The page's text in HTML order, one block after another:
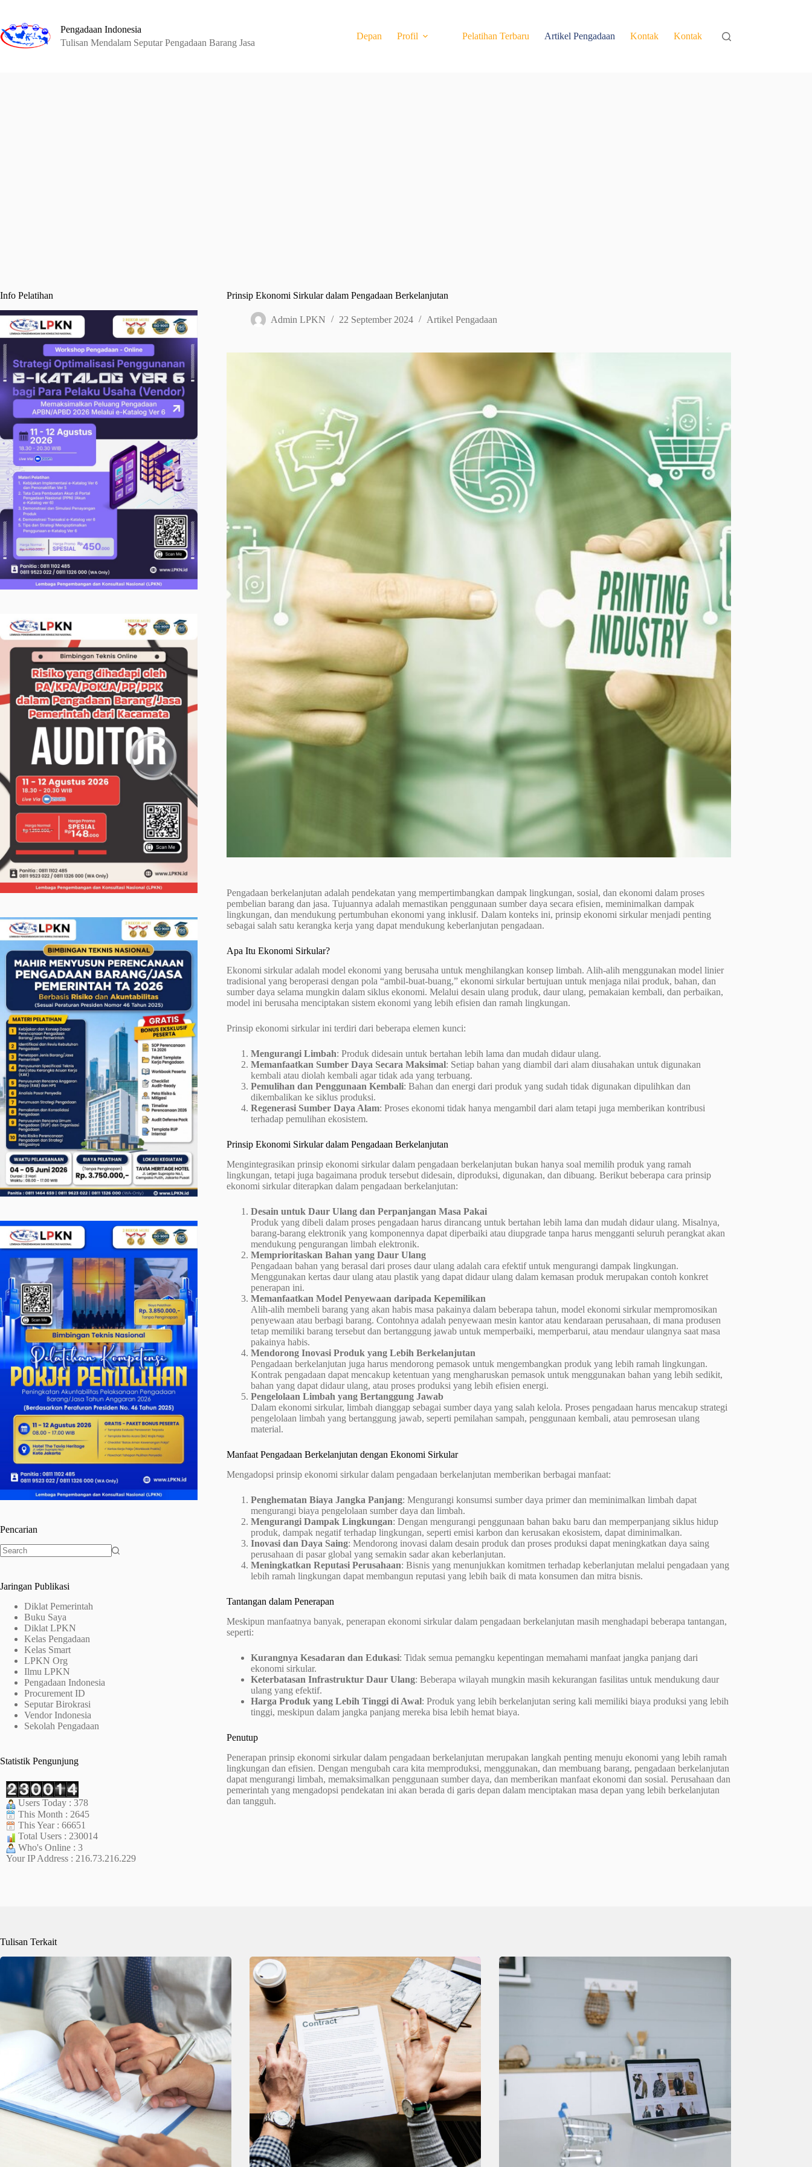
content
Pengadaan Indonesia
Tulisan Mendalam Seputar Pengadaan Barang Jasa
Depan Profil Pelatihan Terbaru Artikel Pengadaan Kontak Kontak
Prinsip Ekonomi Sirkular dalam Pengadaan Berkelanjutan
Admin LPKN 22 September 2024 Artikel Pengadaan
Pengadaan berkelanjutan adalah pendekatan yang mempertimbangkan dampak lingkungan, sosial, dan ekonomi dalam proses
pembelian barang dan jasa. Tujuannya adalah memastikan penggunaan sumber daya secara efisien, meminimalkan dampak
lingkungan, dan mendukung pertumbuhan ekonomi yang inklusif. Dalam konteks ini, prinsip ekonomi sirkular menjadi penting
sebagai salah satu kerangka kerja yang dapat mendukung keberlanjutan pengadaan.
Apa Itu Ekonomi Sirkular?
Ekonomi sirkular adalah model ekonomi yang berusaha untuk menghilangkan konsep limbah. Alih-alih menggunakan model linier
tradisional yang beroperasi dengan pola “ambil-buat-buang,” ekonomi sirkular bertujuan untuk menjaga nilai produk, bahan, dan
sumber daya selama mungkin dalam siklus ekonomi. Melalui desain ulang produk, daur ulang, pemakaian kembali, dan perbaikan,
model ini berusaha menciptakan sistem ekonomi yang lebih efisien dan ramah lingkungan.
Prinsip ekonomi sirkular ini terdiri dari beberapa elemen kunci:
Mengurangi Limbah: Produk didesain untuk bertahan lebih lama dan mudah didaur ulang.
Memanfaatkan Sumber Daya Secara Maksimal: Setiap bahan yang diambil dari alam diusahakan untuk digunakan
kembali atau diolah kembali agar tidak ada yang terbuang.
Pemulihan dan Penggunaan Kembali: Bahan dan energi dari produk yang sudah tidak digunakan dipulihkan dan
dikembalikan ke siklus produksi.
Regenerasi Sumber Daya Alam: Proses ekonomi tidak hanya mengambil dari alam tetapi juga memberikan kontribusi
terhadap pemulihan ekosistem.
Prinsip Ekonomi Sirkular dalam Pengadaan Berkelanjutan
Mengintegrasikan prinsip ekonomi sirkular dalam pengadaan berkelanjutan bukan hanya soal memilih produk yang ramah
lingkungan, tetapi juga bagaimana produk tersebut didesain, diproduksi, digunakan, dan dibuang. Berikut beberapa cara prinsip
ekonomi sirkular diterapkan dalam pengadaan berkelanjutan:
Desain untuk Daur Ulang dan Perpanjangan Masa Pakai
Produk yang dibeli dalam proses pengadaan harus dirancang untuk bertahan lebih lama dan mudah didaur ulang. Misalnya,
barang-barang elektronik yang komponennya dapat diperbaiki atau diupgrade tanpa harus mengganti seluruh perangkat akan
mendukung pengurangan limbah elektronik.
Memprioritaskan Bahan yang Daur Ulang
Pengadaan bahan yang berasal dari proses daur ulang adalah cara efektif untuk mengurangi dampak lingkungan.
Menggunakan kertas daur ulang atau plastik yang dapat didaur ulang dalam kemasan produk merupakan contoh konkret
penerapan ini.
Memanfaatkan Model Penyewaan daripada Kepemilikan
Alih-alih membeli barang yang akan habis masa pakainya dalam beberapa tahun, model ekonomi sirkular mempromosikan
penyewaan atau berbagi barang. Contohnya adalah penyewaan mesin kantor atau kendaraan perusahaan, di mana produsen
tetap memiliki barang tersebut dan bertanggung jawab untuk memperbaiki, memperbarui, atau mendaur ulangnya saat masa
pakainya habis.
Mendorong Inovasi Produk yang Lebih Berkelanjutan
Pengadaan berkelanjutan juga harus mendorong pemasok untuk mengembangkan produk yang lebih ramah lingkungan.
Kontrak pengadaan dapat mencakup ketentuan yang mengharuskan pemasok untuk menggunakan bahan yang lebih sedikit,
bahan yang dapat didaur ulang, atau proses produksi yang lebih efisien energi.
Pengelolaan Limbah yang Bertanggung Jawab
Dalam ekonomi sirkular, limbah dianggap sebagai sumber daya yang salah kelola. Proses pengadaan harus mencakup strategi
pengelolaan limbah yang bertanggung jawab, seperti pemilahan sampah, penggunaan kembali, atau pemrosesan ulang
material.
Manfaat Pengadaan Berkelanjutan dengan Ekonomi Sirkular
Mengadopsi prinsip ekonomi sirkular dalam pengadaan berkelanjutan memberikan berbagai manfaat:
Penghematan Biaya Jangka Panjang: Mengurangi konsumsi sumber daya primer dan meminimalkan limbah dapat
mengurangi biaya pengelolaan sumber daya dan limbah.
Mengurangi Dampak Lingkungan: Dengan mengurangi penggunaan bahan baku baru dan memperpanjang siklus hidup
produk, dampak negatif terhadap lingkungan, seperti emisi karbon dan kerusakan ekosistem, dapat diminimalkan.
Inovasi dan Daya Saing: Mendorong inovasi dalam desain produk dan proses produksi dapat meningkatkan daya saing
perusahaan di pasar global yang semakin sadar akan keberlanjutan.
Meningkatkan Reputasi Perusahaan: Bisnis yang menunjukkan komitmen terhadap keberlanjutan melalui pengadaan yang
lebih ramah lingkungan dapat membangun reputasi yang lebih baik di mata konsumen dan mitra bisnis.
Tantangan dalam Penerapan
Meskipun manfaatnya banyak, penerapan ekonomi sirkular dalam pengadaan berkelanjutan masih menghadapi beberapa tantangan,
seperti:
Kurangnya Kesadaran dan Edukasi: Tidak semua pemangku kepentingan memahami manfaat jangka panjang dari
ekonomi sirkular.
Keterbatasan Infrastruktur Daur Ulang: Beberapa wilayah mungkin masih kekurangan fasilitas untuk mendukung daur
ulang yang efektif.
Harga Produk yang Lebih Tinggi di Awal: Produk yang lebih berkelanjutan sering kali memiliki biaya produksi yang lebih
tinggi, meskipun dalam jangka panjang mereka bisa lebih hemat biaya.
Penutup
Penerapan prinsip ekonomi sirkular dalam pengadaan berkelanjutan merupakan langkah penting menuju ekonomi yang lebih ramah
lingkungan dan efisien. Dengan mengubah cara kita memproduksi, menggunakan, dan membuang barang, pengadaan berkelanjutan
dapat mengurangi limbah, memaksimalkan penggunaan sumber daya, dan memberikan manfaat ekonomi dan sosial. Perusahaan dan
pemerintah yang mengadopsi pendekatan ini akan berada di garis depan dalam menciptakan masa depan yang lebih berkelanjutan
dan tangguh.
Info Pelatihan
Pencarian
Jaringan Publikasi
Diklat Pemerintah
Buku Saya
Diklat LPKN
Kelas Pengadaan
Kelas Smart
LPKN Org
Ilmu LPKN
Pengadaan Indonesia
Procurement ID
Seputar Birokrasi
Vendor Indonesia
Sekolah Pengadaan
Statistik Pengunjung
Users Today : 378
This Month : 2645
This Year : 66651
Total Users : 230014
Who's Online : 3
Your IP Address : 216.73.216.229
Tulisan Terkait